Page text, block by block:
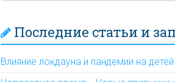
Последние статьи и
Влияние локдауна и пандемии на детей